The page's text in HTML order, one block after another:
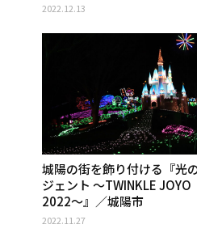
2022.12.13
城陽の街を飾り付ける『光
ジェント 〜TWINKLE JOYO
2022〜』／城陽市
2022.11.27